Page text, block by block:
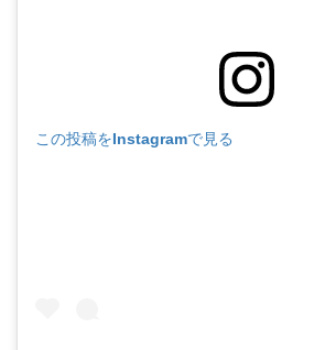
この投稿をInstagramで見る